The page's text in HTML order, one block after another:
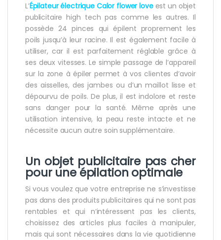
L’Épilateur électrique Calor flowerloveest un objet
publicitaire high tech pas comme les autres. Il
possède 24 pinces qui épilent proprement les
poils jusqu’à leur racine. Il est également facile à
utiliser, car il est parfaitement réglable grâce à
ses deux vitesses. Le simple passage de l’appareil
sur la zone à épiler permet à vos clientes d’avoir
des aisselles, des jambes ou d’un maillot lisse et
dépourvu de poils. De plus, il est indolore et reste
sans danger pour la santé. Même après une
utilisation intensive, la peau reste intacte et ne
nécessite aucun autre soin supplémentaire.
Un objet publicitaire pas cher
pour une épilation optimale
Si vous voulez que votre entreprise ne s’investisse
pas dans des produits publicitaires qui ne sont pas
rentables et qui n’intéressent pas les clients,
choisissez des articles plus faciles à manipuler,
mais qui sont nécessaires dans la vie quotidienne